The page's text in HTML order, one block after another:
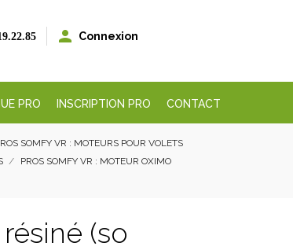
 Connexion
PRO INSCRIPTION PRO CONTACT
SOMFY VR : MOTEURS POUR VOLETS
PROS SOMFY VR : MOTEUR OXIMO
(so